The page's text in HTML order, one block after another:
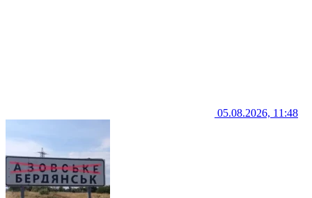
05.08.2026, 11:48